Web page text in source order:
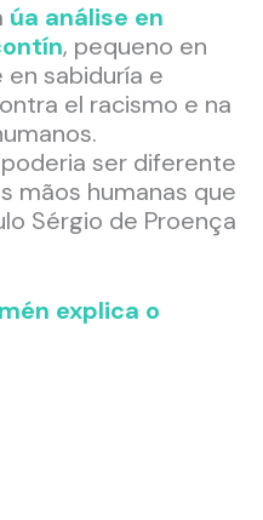
úa análise en
, pequeno en
sabiduría e
el racismo e na
ser diferente
mãos humanas que
Sérgio de Proença
explica o